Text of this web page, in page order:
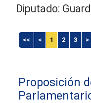
Diputado:
<< < 1 2 3 >
Proposición